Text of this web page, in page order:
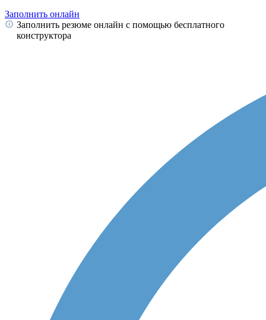
Заполнить онлайн
Заполнить резюме онлайн с помощью бесплатного
конструктора